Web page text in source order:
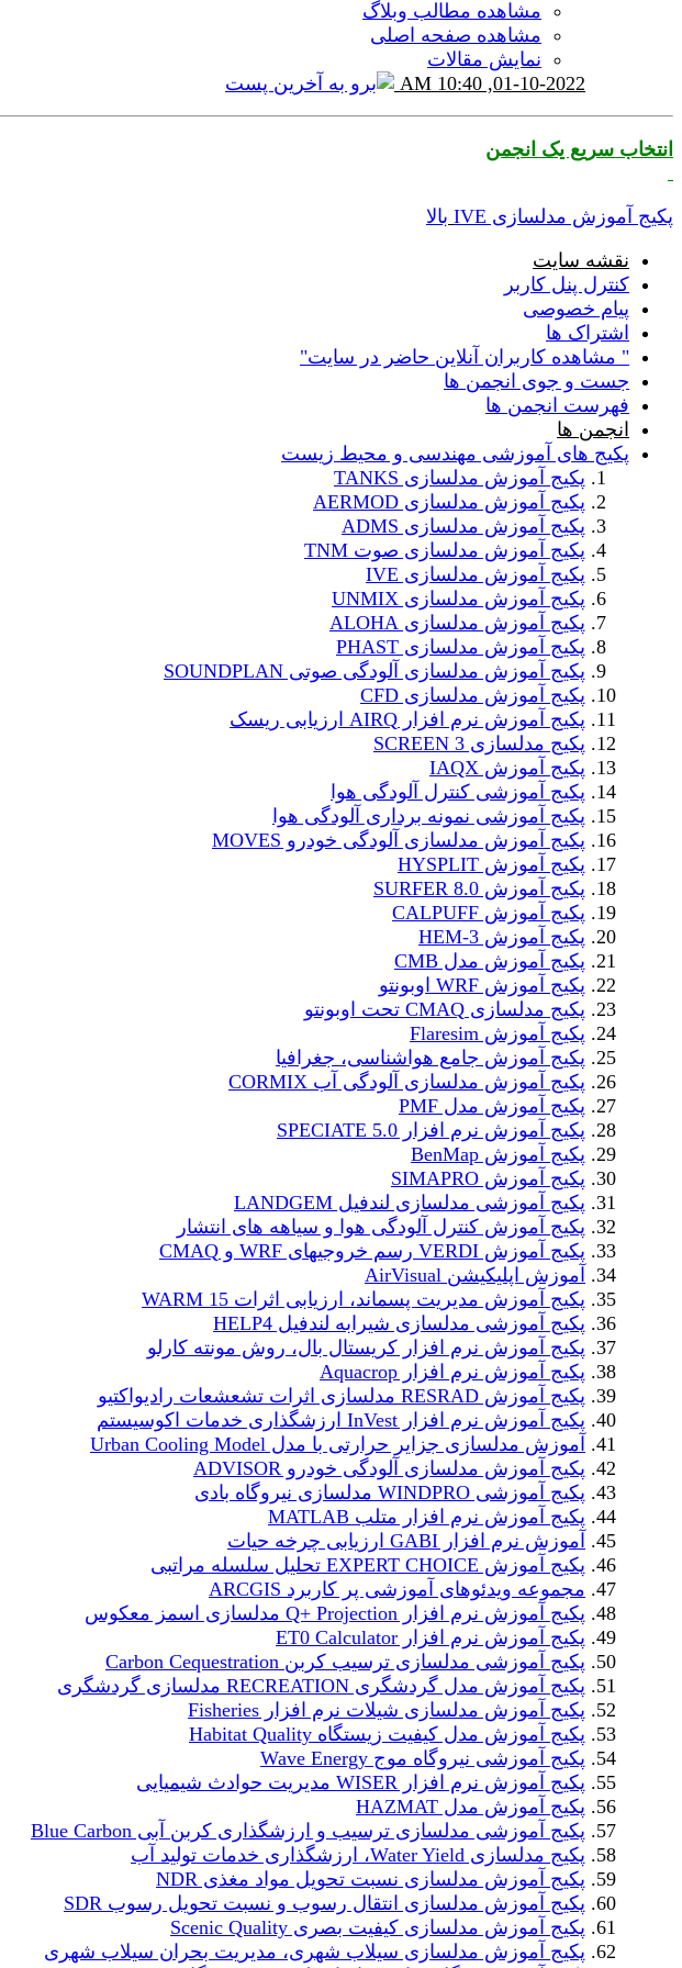
مشاهده مطالب وبلاگ
مشاهده صفحه اصلی
نمایش مقالات
01-10-2022,
10:40 AM
انتخاب سریع یک انجمن
پکیج آموزش مدلسازی IVE
بالا
نقشه سایت
کنترل پنل کاربر
پیام خصوصی
اشتراک ها
" مشاهده کاربران آنلاین حاضر در سایت"
جست و جوی انجمن ها
فهرست انجمن ها
انجمن ها
پکیج های آموزشی مهندسی و محیط زیست
پکیج آموزش مدلسازی TANKS
پکیج آموزش مدلسازی AERMOD
پکیج آموزش مدلسازی ADMS
پکیج آموزش مدلسازی صوت TNM
پکیج آموزش مدلسازی IVE
پکیج آموزش مدلسازی UNMIX
پکیج آموزش مدلسازی ALOHA
پکیج آموزش مدلسازی PHAST
پکیج آموزش مدلسازی آلودگی صوتی SOUNDPLAN
پکیج آموزش مدلسازی CFD
پکیج آموزش نرم افزار AIRQ ارزیابی ریسک
پکیج مدلسازی SCREEN 3
پکیج آموزش IAQX
پکیج آموزشی کنترل آلودگی هوا
پکیج آموزشی نمونه برداری آلودگی هوا
پکیج آموزش مدلسازی آلودگی خودرو MOVES
پکیج آموزش HYSPLIT
پکیج آموزش SURFER 8.0
پکیج آموزش CALPUFF
پکیج آموزش HEM-3
پکیج آموزش مدل CMB
پکیج آموزش WRF اوبونتو
پکیج مدلسازی CMAQ تحت اوبونتو
پکیج آموزش Flaresim
پکیج آموزش جامع هواشناسی، جغرافیا
پکیج آموزش مدلسازی آلودگی آب CORMIX
پکیج آموزش مدل PMF
پکیج آموزش نرم افزار SPECIATE 5.0
پکیج آموزش BenMap
پکیج آموزش SIMAPRO
پکیج آموزشی مدلسازی لندفیل LANDGEM
پکیج آموزش کنترل آلودگی هوا و سیاهه های انتشار
پکیج آموزش VERDI رسم خروجیهای WRF و CMAQ
آموزش اپلیکیشن AirVisual
پکیج آموزش مدیریت پسماند، ارزیابی اثرات WARM 15
پکیج آموزشی مدلسازی شیرابه لندفیل HELP4
پکیج آموزش نرم افزار کریستال بال، روش مونته کارلو
پکیج آموزش نرم افزار Aquacrop
پکیج آموزش RESRAD مدلسازی اثرات تشعشعات رادیواکتیو
پکیج آموزش نرم افزار InVest ارزشگذاری خدمات اکوسیستم
آموزش مدلسازی جزایر حرارتی با مدل Urban Cooling Model
پکیج آموزش مدلسازی آلودگی خودرو ADVISOR
پکیج آموزشی WINDPRO مدلسازی نیروگاه بادی
پکیج آموزش نرم افزار متلب MATLAB
آموزش نرم افزار GABI ارزیابی چرخه حیات
پکیج آموزش EXPERT CHOICE تحلیل سلسله مراتبی
مجموعه ویدئوهای آموزشی پر کاربرد ARCGIS
پکیج آموزش نرم افزار Q+ Projection مدلسازی اسمز معکوس
پکیج آموزش نرم افزار ET0 Calculator
پکیج آموزشی مدلسازی ترسیب کربن Carbon Cequestration
پکیج آموزش مدل گردشگری RECREATION مدلسازی گردشگری
پکیج آموزش مدلسازی شیلات نرم افزار Fisheries
پکیج آموزش مدل کیفیت زیستگاه Habitat Quality
پکیج آموزشی نیروگاه موج Wave Energy
پکیج آموزش نرم افزار WISER مدیریت حوادث شیمیایی
پکیج آموزش مدل HAZMAT
پکیج آموزشی مدلسازی ترسیب و ارزشگذاری کربن آبی Blue Carbon
پکیج مدلسازی Water Yield، ارزشگذاری خدمات تولید آب
پکیج آموزش مدلسازی نسبت تحویل مواد مغذی NDR
پکیج آموزش مدلسازی انتقال رسوب و نسبت تحویل رسوب SDR
پکیج آموزش مدلسازی کیفیت بصری Scenic Quality
پکیج آموزش مدلسازی سیلاب شهری، مدیریت بحران سیلاب شهری